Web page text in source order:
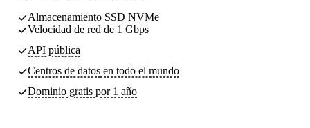
Almacenamiento SSD NVMe
Velocidad de red de 1 Gbps
API pública
Centros de datos en todo el mundo
Dominio gratis por 1 año